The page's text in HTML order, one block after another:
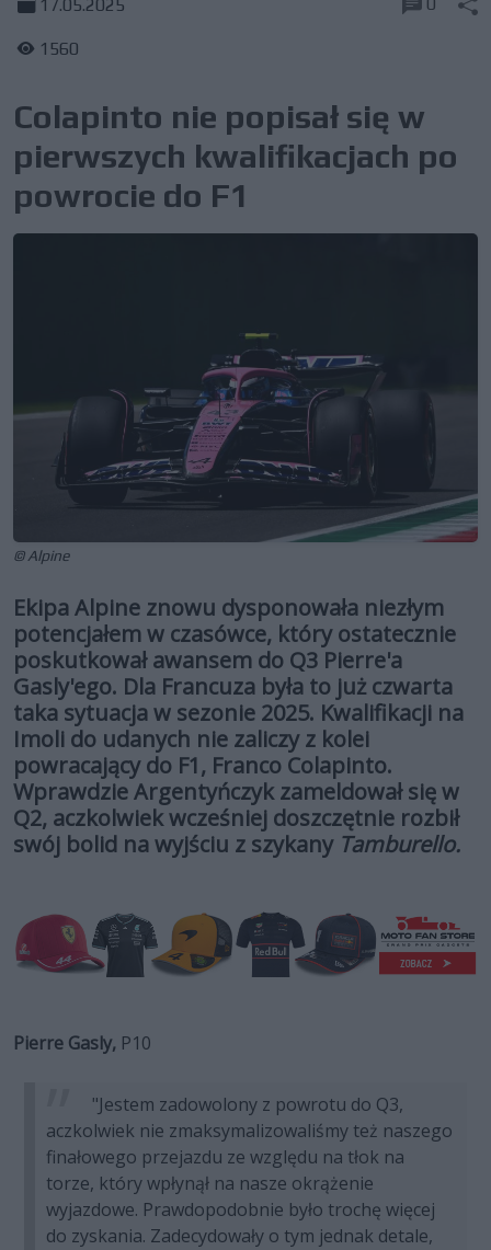
17.05.2025
1560
Colapinto nie popisał się w
pierwszych kwalifikacjach po
powrocie do F1
© Alpine
Ekipa Alpine znowu dysponowała niezłym
potencjałem w czasówce, który ostatecznie
poskutkował awansem do Q3 Pierre'a
Gasly'ego. Dla Francuza była to już czwarta
taka sytuacja w sezonie 2025. Kwalifikacji na
Imoli do udanych nie zaliczy z kolei
powracający do F1, Franco Colapinto.
Wprawdzie Argentyńczyk zameldował się w
Q2, aczkolwiek wcześniej doszczętnie rozbił
swój bolid na wyjściu z szykany Tamburello.
Pierre Gasly, P10
"Jestem zadowolony z powrotu do Q3,
aczkolwiek nie zmaksymalizowaliśmy też naszego
finałowego przejazdu ze względu na tłok na
torze, który wpłynął na nasze okrążenie
wyjazdowe. Prawdopodobnie było trochę więcej
do zyskania. Zadecydowały o tym jednak detale,